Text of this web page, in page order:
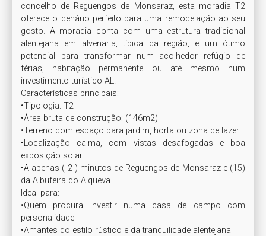
concelho de Reguengos de Monsaraz, esta moradia T2
oferece o cenário perfeito para uma remodelação ao seu
gosto. A moradia conta com uma estrutura tradicional
alentejana em alvenaria, típica da região, e um ótimo
potencial para transformar num acolhedor refúgio de
férias, habitação permanente ou até mesmo num
investimento turístico AL.
Características principais:
•Tipologia: T2
•Área bruta de construção: (146m2)
•Terreno com espaço para jardim, horta ou zona de lazer
•Localização calma, com vistas desafogadas e boa
exposição solar
•A apenas ( 2 ) minutos de Reguengos de Monsaraz e (15)
da Albufeira do Alqueva
Ideal para:
•Quem procura investir numa casa de campo com
personalidade
•Amantes do estilo rústico e da tranquilidade alentejana